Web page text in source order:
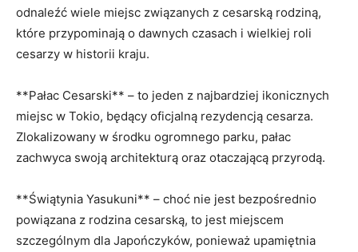
odnaleźć wiele miejsc związanych z cesarską ⁤rodziną,
które przypominają o dawnych czasach ‌i wielkiej roli
cesarzy w historii kraju.
**Pałac Cesarski** – to ⁤jeden z najbardziej ikonicznych
miejsc w Tokio, będący oficjalną​ rezydencją cesarza.
Zlokalizowany w ⁢środku⁢ ogromnego‌ parku, pałac
zachwyca swoją architekturą oraz otaczającą przyrodą.
**Świątynia Yasukuni** – choć nie jest bezpośrednio
powiązana z rodzina cesarską, to jest miejscem
szczególnym dla ​Japończyków, ponieważ upamiętnia